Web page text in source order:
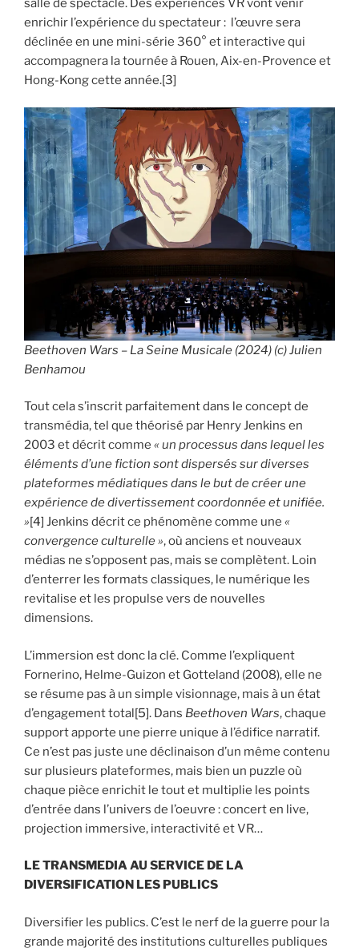
salle de spectacle. Des expériences VR vont venir
enrichir l’expérience du spectateur : l’œuvre sera
déclinée en une mini-série 360° et interactive qui
accompagnera la tournée à Rouen, Aix-en-Provence et
Hong-Kong cette année.[3]
Beethoven Wars – La Seine Musicale (2024) (c) Julien
Benhamou
Tout cela s’inscrit parfaitement dans le concept de
transmédia, tel que théorisé par Henry Jenkins en
2003 et décrit comme « un processus dans lequel les
éléments d’une fiction sont dispersés sur diverses
plateformes médiatiques dans le but de créer une
expérience de divertissement coordonnée et unifiée.
»[4] Jenkins décrit ce phénomène comme une «
convergence culturelle », où anciens et nouveaux
médias ne s’opposent pas, mais se complètent. Loin
d’enterrer les formats classiques, le numérique les
revitalise et les propulse vers de nouvelles
dimensions.
L’immersion est donc la clé. Comme l’expliquent
Fornerino, Helme-Guizon et Gotteland (2008), elle ne
se résume pas à un simple visionnage, mais à un état
d’engagement total[5]. Dans Beethoven Wars, chaque
support apporte une pierre unique à l’édifice narratif.
Ce n’est pas juste une déclinaison d’un même contenu
sur plusieurs plateformes, mais bien un puzzle où
chaque pièce enrichit le tout et multiplie les points
d’entrée dans l’univers de l’oeuvre : concert en live,
projection immersive, interactivité et VR…
LE TRANSMEDIA AU SERVICE DE LA
DIVERSIFICATION LES PUBLICS
Diversifier les publics. C’est le nerf de la guerre pour la
grande majorité des institutions culturelles publiques